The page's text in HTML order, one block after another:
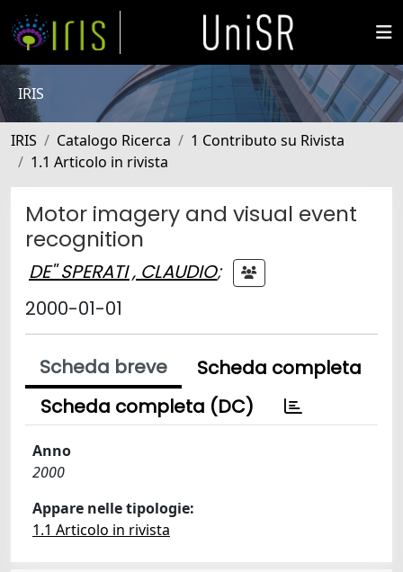
IRIS
IRIS Catalogo Ricerca
1 Contributo su Rivista
1.1 Articolo in rivista
Motor imagery and visual event
recognition
DE'' SPERATI , CLAUDIO;
2000-01-01
Scheda breve
Scheda completa
Scheda completa (DC)
Anno
2000
Appare nelle tipologie:
1.1 Articolo in rivista